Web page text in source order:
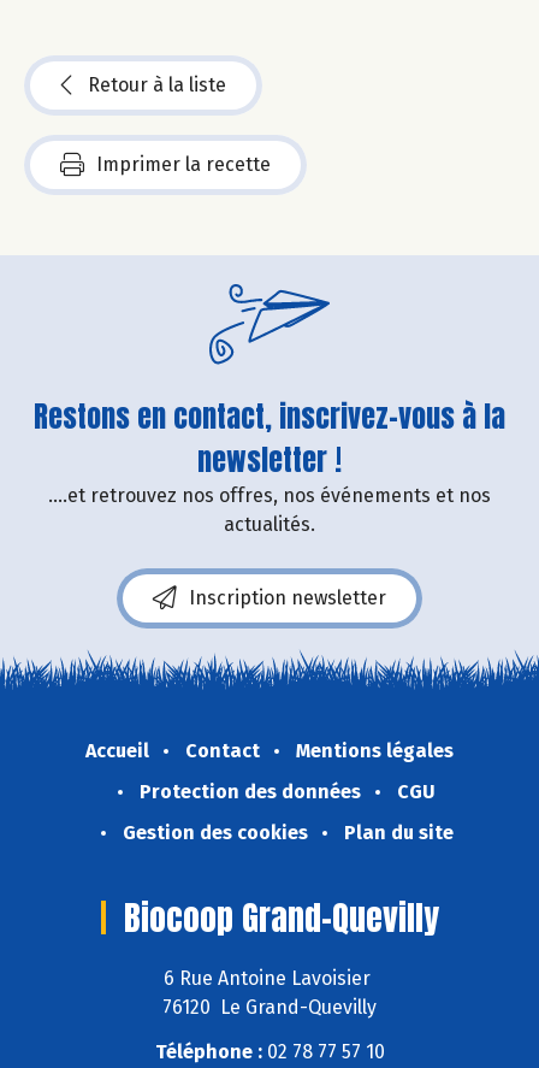
Retour à la liste
Imprimer la recette
Restons en contact, inscrivez-vous à la
newsletter !
....et retrouvez nos offres, nos événements et nos
actualités.
Inscription newsletter
Accueil Contact
Mentions légales
Protection des données
CGU
Gestion des cookies
Plan du site
Biocoop Grand-Quevilly
6 Rue Antoine Lavoisier
76120 Le Grand-Quevilly
Téléphone :02 78 77 57 10